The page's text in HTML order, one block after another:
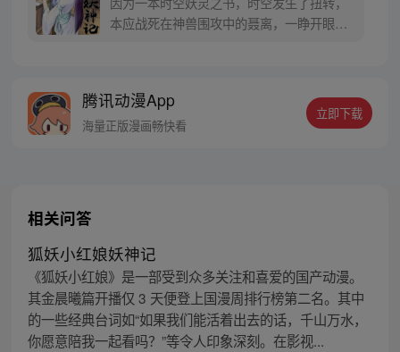
本应战死在神兽围攻中的聂离，一睁开眼已
腾讯动漫App
海量正版漫画畅快看
立即下载
相关问答
狐妖小红娘妖神记
《狐妖小红娘》是一部受到众多关注和喜爱的国产动漫。
其金晨曦篇开播仅 3 天便登上国漫周排行榜第二名。其中
的一些经典台词如“如果我们能活着出去的话，千山万水，
你愿意陪我一起看吗？”等令人印象深刻。在影视...